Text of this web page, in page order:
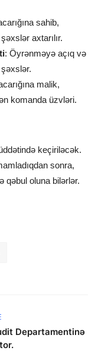
sahib,
axtarılır.
: Öyrənməyə açıq və
malik,
komanda üzvləri.
keçiriləcək.
sonra,
qəbul oluna bilərlər.
Departamentinə